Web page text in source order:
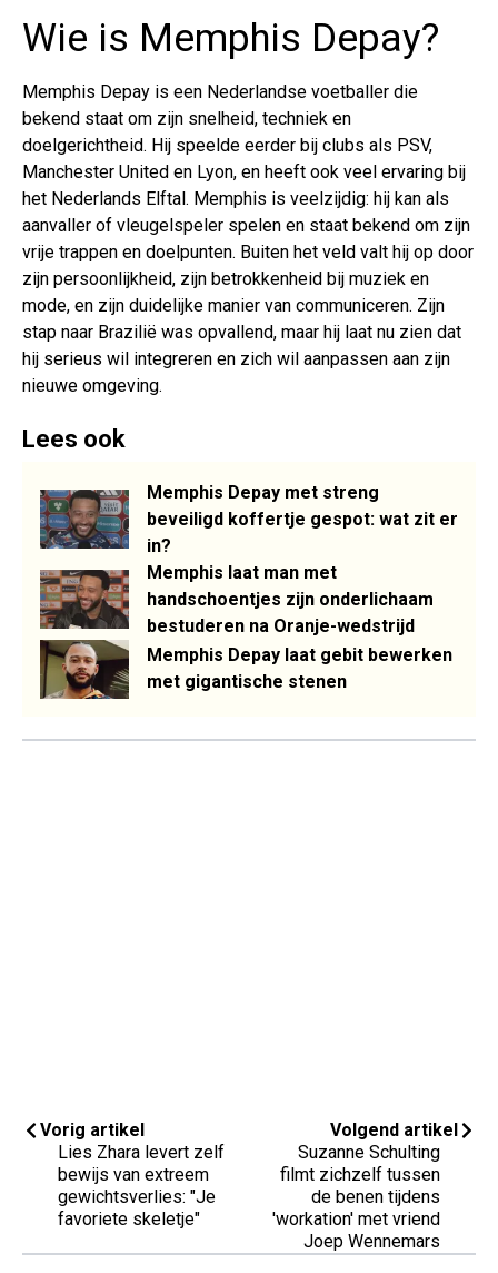
Wie is Memphis Depay?
Memphis Depay is een Nederlandse voetballer die
bekend staat om zijn snelheid, techniek en
doelgerichtheid. Hij speelde eerder bij clubs als PSV,
Manchester United en Lyon, en heeft ook veel ervaring bij
het Nederlands Elftal. Memphis is veelzijdig: hij kan als
aanvaller of vleugelspeler spelen en staat bekend om zijn
vrije trappen en doelpunten. Buiten het veld valt hij op door
zijn persoonlijkheid, zijn betrokkenheid bij muziek en
mode, en zijn duidelijke manier van communiceren. Zijn
stap naar Brazilië was opvallend, maar hij laat nu zien dat
hij serieus wil integreren en zich wil aanpassen aan zijn
nieuwe omgeving.
Lees ook
Memphis Depay met streng
beveiligd koffertje gespot: wat zit er
in?
Memphis laat man met
handschoentjes zijn onderlichaam
bestuderen na Oranje-wedstrijd
Memphis Depay laat gebit bewerken
met gigantische stenen
Vorig artikel
Lies Zhara levert zelf
bewijs van extreem
gewichtsverlies: "Je
favoriete skeletje"
Volgend artikel
Suzanne Schulting
filmt zichzelf tussen
de benen tijdens
'workation' met vriend
Joep Wennemars